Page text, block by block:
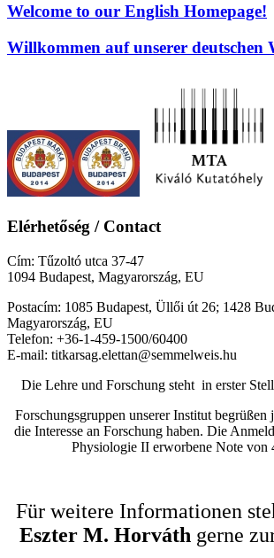
Welcome to our English Homepage!
Willkommen auf unserer deutschen
Elérhetőség / Contact
Cím: Tűzoltó utca 37-47
1094 Budapest, Magyarország, EU
Postacím: 1085 Budapest, Üllői út 26; 1428
Magyarország, EU
Telefon: +36-1-459-1500/60400
E-mail: titkarsag.elettan@semmelweis.hu
Die Lehre und Forschung steht in erster
Forschungsgruppen unserer Institut begrüßen
die Interesse an Forschung haben. Die
Physiologie II erworbene Note von
Für weitere Informationen
Eszter M. Horváth gerne